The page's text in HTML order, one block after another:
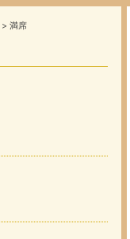
> 満席